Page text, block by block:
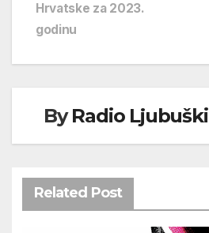
Hrvatske za 2023.
godinu
ByRadio Ljubuški
Related Post